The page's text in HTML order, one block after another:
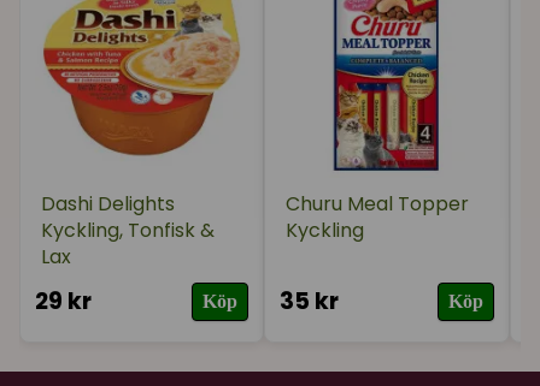
tapiokastärkelse, naturliga smaker, guarkärnmjöl,
kammusselextrakt, bonitoflingor, E-vitamintillskott,
grönt teextrakt.
Analytiska komponenter:
Råprotein: 11%, Råfett
0,5%, Råfiber 0,1%, Vätska 88%
Dashi Delights
Kyckling, Tonfisk &
Lax
29 kr Köp
Churu Meal Topper
Kyckling
35 kr Köp